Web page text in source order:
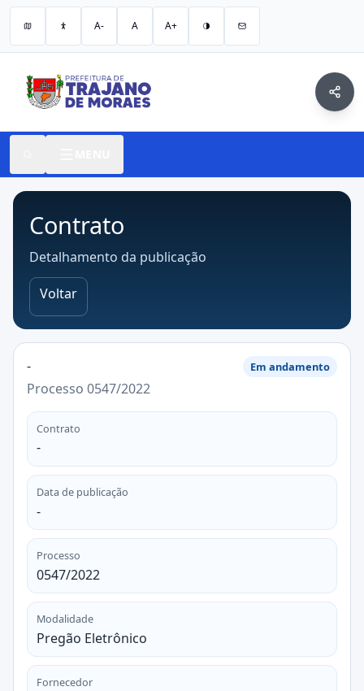
A- A A+
Contrato
Detalhamento da publicação
Voltar
-
Processo 0547/2022
Em andamento
Contrato
-
Data de publicação
-
Processo
0547/2022
Modalidade
Pregão Eletrônico
Fornecedor